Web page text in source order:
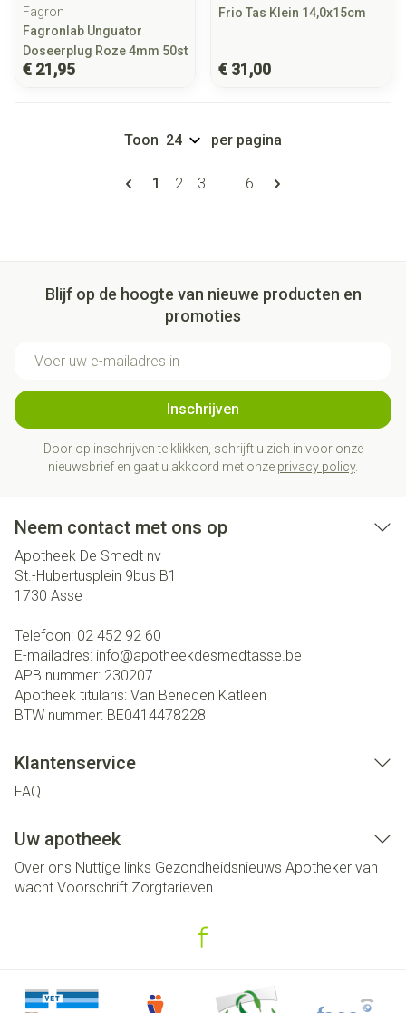
Fagron
Fagronlab Unguator
Doseerplug Roze 4mm 50st
€ 21,95
Frio Tas Klein 14,0x15cm
€ 31,00
Pagina's
U lees momenteel pagina
1 Pagina
2 Pagina
3 ... Pagina
6
Toon per pagina
Blijf op de hoogte van nieuwe producten en
promoties
Inschrijven
Door op inschrijven te klikken, schrijft u zich in voor onze
nieuwsbrief en gaat u akkoord met onze privacy policy.
Neem contact met ons op
Apotheek De Smedt nv
St.-Hubertusplein 9bus B1
1730 Asse
Telefoon: 02 452 92 60
E-mailadres: info@apotheekdesmedtasse.be
APB nummer: 230207
Apotheek titularis: Van Beneden Katleen
BTW nummer: BE0414478228
Klantenservice
FAQ
Uw apotheek
Over ons Nuttige links Gezondheidsnieuws Apotheker van
wacht Voorschrift Zorgtarieven